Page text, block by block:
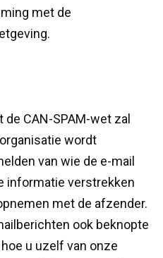
met de
CAN-SPAM-wet zal
wordt
van wie de e-mail
informatie verstrekken
met de afzender.
ook beknopte
u uzelf van onze